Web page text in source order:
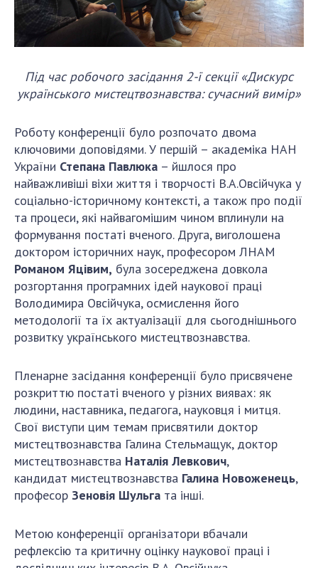
Під час робочого засідання 2-ї секції «Дискурс
українського мистецтвознавства: сучасний вимір»
Роботу конференції було розпочато двома
ключовими доповідями. У першій – академіка НАН
України Степана Павлюка – йшлося про
найважливіші віхи життя і творчості В.А.Овсійчука у
соціально-історичному контексті, а також про події
та процеси, які найвагомішим чином вплинули на
формування постаті вченого. Друга, виголошена
доктором історичних наук, професором ЛНАМ
Романом Яцівим, була зосереджена довкола
розгортання програмних ідей наукової праці
Володимира Овсійчука, осмислення його
методології та їх актуалізації для сьогоднішнього
розвитку українського мистецтвознавства.
Пленарне засідання конференції було присвячене
розкриттю постаті вченого у різних виявах: як
людини, наставника, педагога, науковця і митця.
Свої виступи цим темам присвятили доктор
мистецтвознавства Галина Стельмащук, доктор
мистецтвознавства Наталія Левкович,
кандидат мистецтвознавства Галина Новоженець,
професор Зеновія Шульга та інші.
Метою конференції організатори вбачали
рефлексію та критичну оцінку наукової праці і